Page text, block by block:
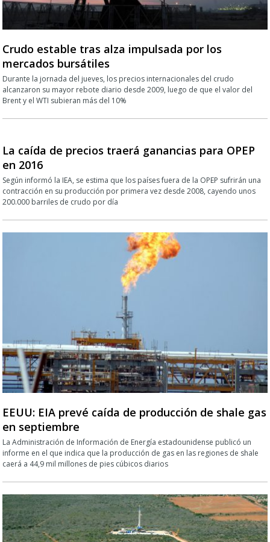
Crudo estable tras alza impulsada por los
mercados bursátiles
Durante la jornada del jueves, los precios internacionales del crudo
alcanzaron su mayor rebote diario desde 2009, luego de que el valor del
Brent y el WTI subieran más del 10%
La caída de precios traerá ganancias para OPEP
en 2016
Según informó la IEA, se estima que los países fuera de la OPEP sufrirán una
contracción en su producción por primera vez desde 2008, cayendo unos
200.000 barriles de crudo por día
EEUU: EIA prevé caída de producción de shale gas
en septiembre
La Administración de Información de Energía estadounidense publicó un
informe en el que indica que la producción de gas en las regiones de shale
caerá a 44,9 mil millones de pies cúbicos diarios